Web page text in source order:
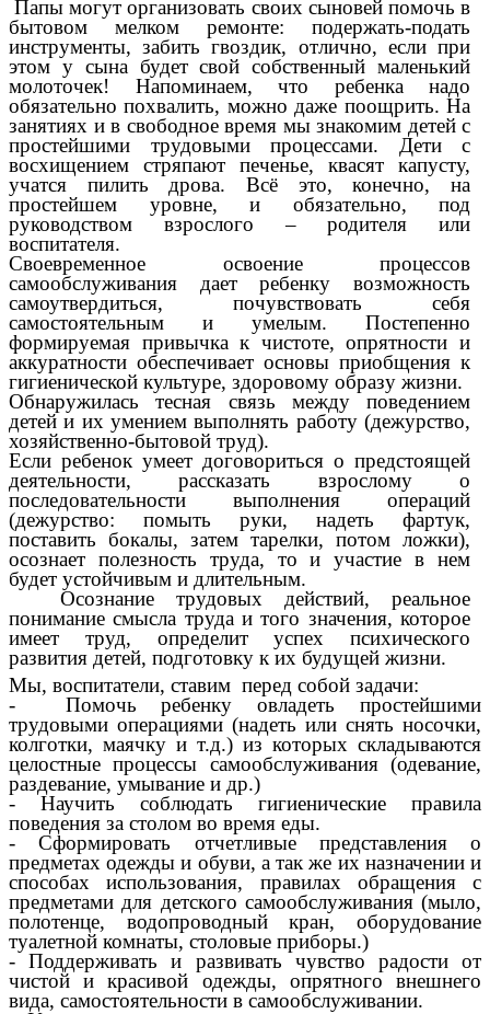
Папы могут организовать своих сыновей помочь в
бытовом мелком ремонте: подержать-подать
инструменты, забить гвоздик, отлично, если при
этом у сына будет свой собственный маленький
молоточек! Напоминаем, что ребенка надо
обязательно похвалить, можно даже поощрить. На
занятиях и в свободное время мы знакомим детей с
простейшими трудовыми процессами. Дети с
восхищением стряпают печенье, квасят капусту,
учатся пилить дрова. Всё это, конечно, на
простейшем уровне, и обязательно, под
руководством взрослого – родителя или
воспитателя.
Своевременное освоение процессов
самообслуживания дает ребенку возможность
самоутвердиться, почувствовать себя
самостоятельным и умелым. Постепенно
формируемая привычка к чистоте, опрятности и
аккуратности обеспечивает основы приобщения к
гигиенической культуре, здоровому образу жизни.
Обнаружилась тесная связь между поведением
детей и их умением выполнять работу (дежурство,
хозяйственно-бытовой труд).
Если ребенок умеет договориться о предстоящей
деятельности, рассказать взрослому о
последовательности выполнения операций
(дежурство: помыть руки, надеть фартук,
поставить бокалы, затем тарелки, потом ложки),
осознает полезность труда, то и участие в нем
будет устойчивым и длительным.
Осознание трудовых действий, реальное
понимание смысла труда и того значения, которое
имеет труд, определит успех психического
развития детей, подготовку к их будущей жизни.
Мы, воспитатели, ставим перед собой задачи:
- Помочь ребенку овладеть простейшими
трудовыми операциями (надеть или снять носочки,
колготки, маячку и т.д.) из которых складываются
целостные процессы самообслуживания (одевание,
раздевание, умывание и др.)
- Научить соблюдать гигиенические правила
поведения за столом во время еды.
- Сформировать отчетливые представления о
предметах одежды и обуви, а так же их назначении и
способах использования, правилах обращения с
предметами для детского самообслуживания (мыло,
полотенце, водопроводный кран, оборудование
туалетной комнаты, столовые приборы.)
- Поддерживать и развивать чувство радости от
чистой и красивой одежды, опрятного внешнего
вида, самостоятельности в самообслуживании.